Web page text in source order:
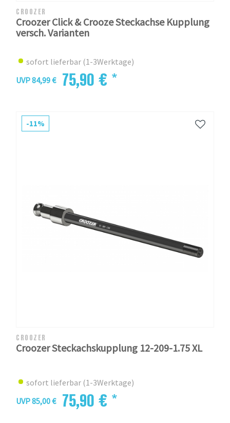
CROOZER
Croozer Click & Crooze Steckachse Kupplung
versch. Varianten
sofort lieferbar (1-3Werktage)
UVP 84,99 €
75,90 € *
-11%
CROOZER
Croozer Steckachskupplung 12-209-1.75 XL
sofort lieferbar (1-3Werktage)
UVP 85,00 €
75,90 € *